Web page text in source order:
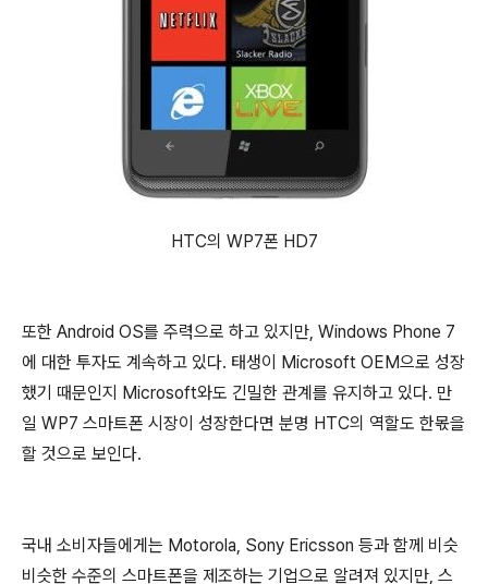
HTC의 WP7폰 HD7
또한 Android OS를 주력으로 하고 있지만, Windows Phone 7
에 대한 투자도 계속하고 있다. 태생이 Microsoft OEM으로 성장
했기 때문인지 Microsoft와도 긴밀한 관계를 유지하고 있다. 만
일 WP7 스마트폰 시장이 성장한다면 분명 HTC의 역할도 한몫을
할 것으로 보인다.
국내 소비자들에게는 Motorola, Sony Ericsson 등과 함께 비슷
비슷한 수준의 스마트폰을 제조하는 기업으로 알려져 있지만, 스